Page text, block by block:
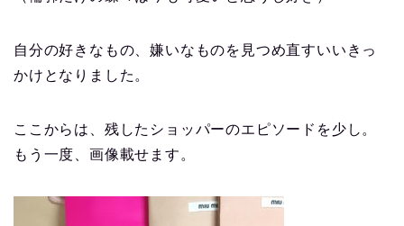
自分の好きなもの、嫌いなものを見つめ直すいいきっ
かけとなりました。
ここからは、残したショッパーのエピソードを少し。
もう一度、画像載せます。